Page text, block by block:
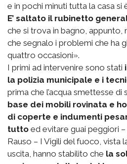
e in pochi minuti tutta la casa si
E’ saltato il rubinetto
che si trova in bagno, appunto,
che segnalo i problemi che ha
quattro occasioni».
I primi ad intervenire sono stati
la polizia municipale e i
prima che l’acqua smettesse
base dei mobili rovinata e
di coperte e indumenti
tutto ed evitare guai peggiori
Rauso – I Vigili del fuoco, vista
uscita, hanno stabilito che la